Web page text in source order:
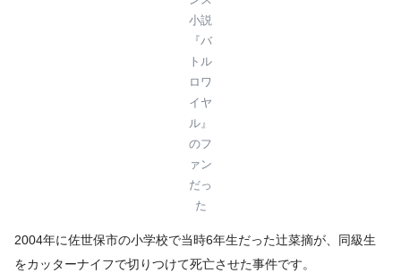
小説
『バ
トル
ロワ
イヤ
ル』
のフ
ァン
だっ
た
2004年に佐世保市の小学校で当時6年生だった辻菜摘が、同級生
をカッターナイフで切りつけて死亡させた事件です。